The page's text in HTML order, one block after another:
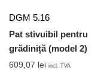
DGM 5.16
Pat stivuibil pentru
grădiniță (model 2)
609,07 lei incl. TVA